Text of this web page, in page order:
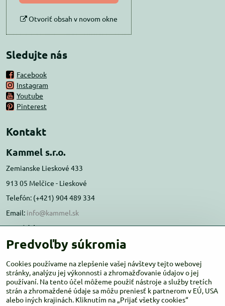
Otvoriť obsah v novom okne
Sledujte nás
Facebook
Instagram
Youtube
Pinterest
Kontakt
Kammel s.r.o.
Zemianske Lieskové 433
913 05 Melčice - Lieskové
Telefón: (+421) 904 489 334
Email: info@kammel.sk
Prevádzka:
Administratívna budova PD Melčice
Otváracie hodiny:PO-ŠT 8:00 - 16:00
PIA-NE Zatvorené
Predvoľby súkromia
Cookies používame na zlepšenie vašej návštevy tejto webovej
stránky, analýzu jej výkonnosti a zhromažďovanie údajov o jej
používaní. Na tento účel môžeme použiť nástroje a služby tretích
strán a zhromaždené údaje sa môžu preniesť k partnerom v EÚ, USA
alebo iných krajinách. Kliknutím na „Prijať všetky cookies“